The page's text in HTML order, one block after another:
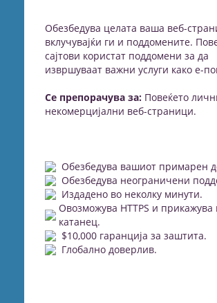
Обезбедува целата ваша веб-
вклучувајќи ги и поддомените.
сајтови користат поддомени за да
извршуваат важни услуги како е-
Се препорачува за: Повеќето
некомерцијални веб-страници.
Обезбедува вашиот примарен
Обезбедува неограничени
Издадено во неколку минути.
Овозможува HTTPS и прикажува
катанец.
$10,000 гаранција за заштита.
Глобално доверлив.